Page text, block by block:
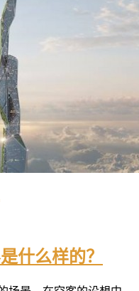
什么样的？